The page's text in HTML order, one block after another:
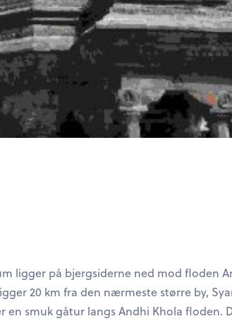
ligger på bjergsiderne ned mod floden
20 km fra den nærmeste større by,
smuk gåtur langs Andhi Khola floden.